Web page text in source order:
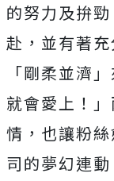
的努力及拚
赴，並有著
「剛柔並濟
就會愛上！
情，也讓粉
司的夢幻連